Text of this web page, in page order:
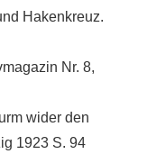
Hakenkreuz.
Nr. 8,
wider den
1923 S. 94